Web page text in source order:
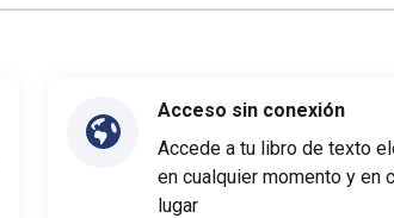
Acceso sin conexión
Accede a tu libro de texto
en cualquier momento y en
lugar